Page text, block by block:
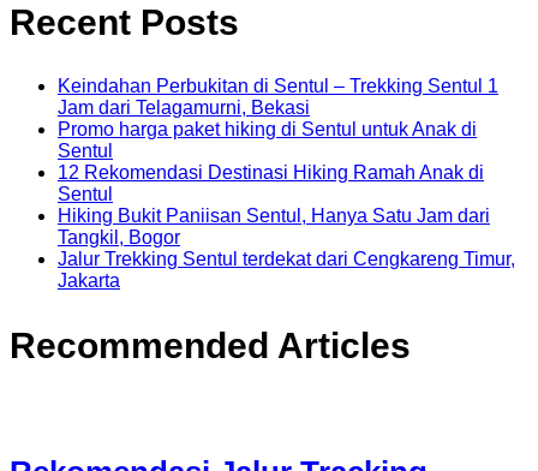
Recent Posts
Keindahan Perbukitan di Sentul – Trekking Sentul 1
Jam dari Telagamurni, Bekasi
Promo harga paket hiking di Sentul untuk Anak di
Sentul
12 Rekomendasi Destinasi Hiking Ramah Anak di
Sentul
Hiking Bukit Paniisan Sentul, Hanya Satu Jam dari
Tangkil, Bogor
Jalur Trekking Sentul terdekat dari Cengkareng Timur,
Jakarta
Recommended Articles